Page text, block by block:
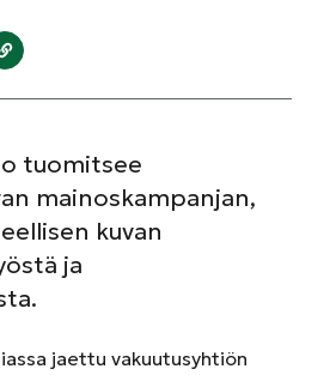
tuomitsee
mainoskampanjan,
kuvan
ja
jaettu vakuutusyhtiön